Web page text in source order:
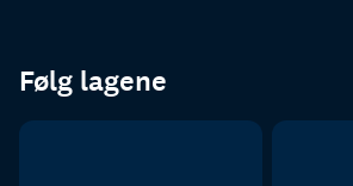
Følg lagene